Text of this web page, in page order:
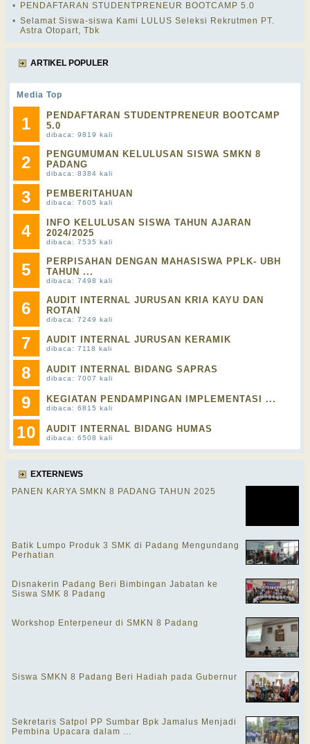
•
PENDAFTARAN STUDENTPRENEUR BOOTCAMP 5.0
• Selamat Siswa-siswa Kami LULUS Seleksi Rekrutmen PT.
Astra Otopart, Tbk
ARTIKEL POPULER
Media Top
1
PENDAFTARAN STUDENTPRENEUR BOOTCAMP
5.0
dibaca: 9819 kali
2
PENGUMUMAN KELULUSAN SISWA SMKN 8
PADANG
dibaca: 8384 kali
3 PEMBERITAHUAN
dibaca: 7605 kali
4
INFO KELULUSAN SISWA TAHUN AJARAN
2024/2025
dibaca: 7535 kali
5
PERPISAHAN DENGAN MAHASISWA PPLK- UBH
TAHUN ...
dibaca: 7498 kali
6
AUDIT INTERNAL JURUSAN KRIA KAYU DAN
ROTAN
dibaca: 7249 kali
7 AUDIT INTERNAL JURUSAN KERAMIK
dibaca: 7118 kali
8 AUDIT INTERNAL BIDANG SAPRAS
dibaca: 7007 kali
9 KEGIATAN PENDAMPINGAN IMPLEMENTASI ...
dibaca: 6815 kali
10 AUDIT INTERNAL BIDANG HUMAS
dibaca: 6508 kali
EXTERNEWS
PANEN KARYA SMKN 8 PADANG TAHUN 2025
Batik Lumpo Produk 3 SMK di Padang Mengundang
Perhatian
Disnakerin Padang Beri Bimbingan Jabatan ke
Siswa SMK 8 Padang
Workshop Enterpeneur di SMKN 8 Padang
Siswa SMKN 8 Padang Beri Hadiah pada Gubernur
Sekretaris Satpol PP Sumbar Bpk Jamalus Menjadi
Pembina Upacara dalam ...